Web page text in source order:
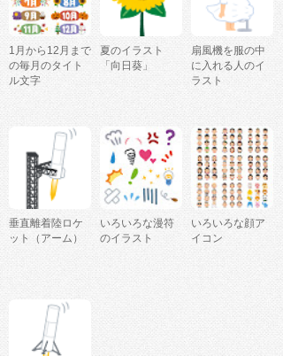
1月から12月まで
の毎月のタイト
ル文字
夏のイラスト
「向日葵」
扇風機を服の中
に入れる人のイ
ラスト
垂直離着陸ロケ
ット（アーム）
いろいろな漫符
のイラスト
いろいろな顔ア
イコン